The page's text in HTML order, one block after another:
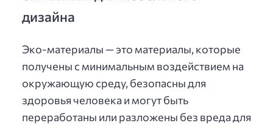
дизайна
Эко-материалы — это материалы, которые
получены с минимальным воздействием на
окружающую среду, безопасны для
здоровья человека и могут быть
переработаны или разложены без вреда для